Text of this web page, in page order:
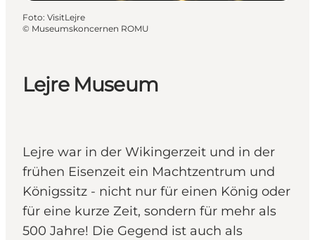
Lejre Museum
Lejre war in der Wikingerzeit und in der
frühen Eisenzeit ein Machtzentrum und
Königssitz - nicht nur für einen König oder
für eine kurze Zeit, sondern für mehr als
500 Jahre! Die Gegend ist auch als
Foto: VisitLejre
© Museumskoncernen ROMU